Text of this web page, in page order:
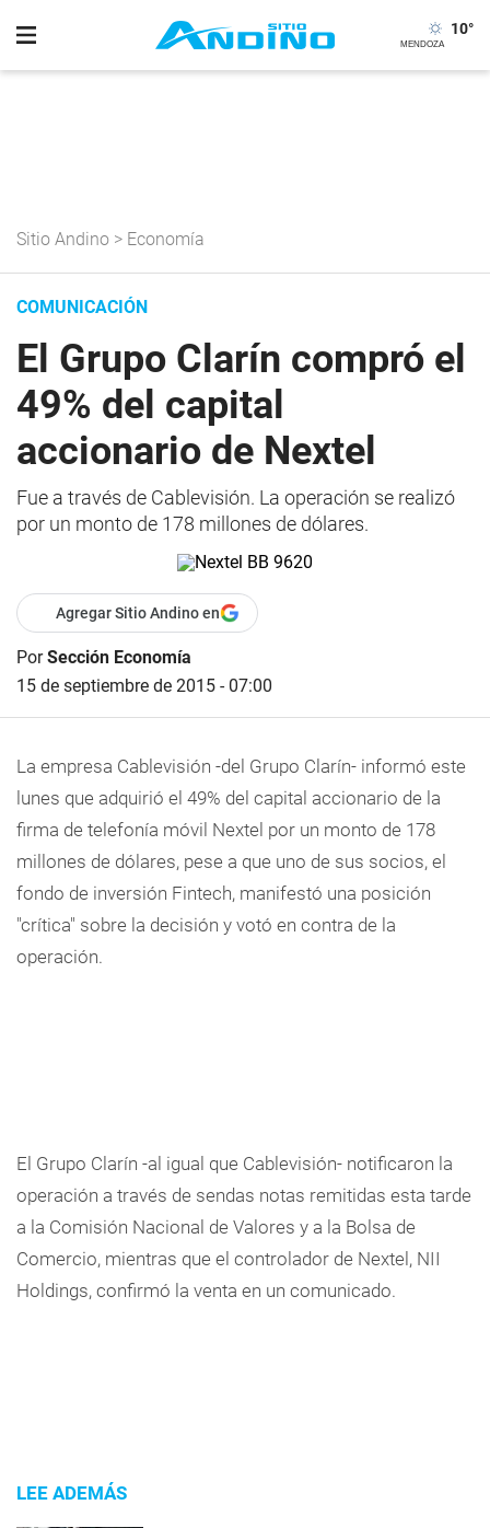
10°
Sitio Andino > Economía
COMUNICACIÓN
El Grupo Clarín compró el
49% del capital
accionario de Nextel
Fue a través de Cablevisión. La operación se realizó
por un monto de 178 millones de dólares.
Agregar Sitio Andino en
PorSección Economía
15 de septiembre de 2015 - 07:00
La empresa Cablevisión -del Grupo Clarín- informó este
lunes que adquirió el 49% del capital accionario de la
firma de telefonía móvil Nextel por un monto de 178
millones de dólares, pese a que uno de sus socios, el
fondo de inversión Fintech, manifestó una posición
"crítica" sobre la decisión y votó en contra de la
operación.
El Grupo Clarín -al igual que Cablevisión- notificaron la
operación a través de sendas notas remitidas esta tarde
a la Comisión Nacional de Valores y a la Bolsa de
Comercio, mientras que el controlador de Nextel, NII
Holdings, confirmó la venta en un comunicado.
LEE ADEMÁS